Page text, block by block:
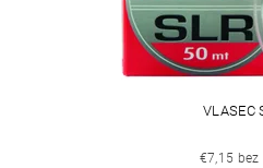
VLASEC
€7,15 bez